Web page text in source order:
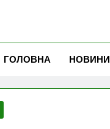
ГОЛОВНА НОВИНИ